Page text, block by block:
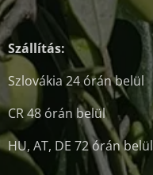
Szállítás:
Szlovákia 24 órán belül
CR 48 órán belül
HU, AT, DE 72 órán belül